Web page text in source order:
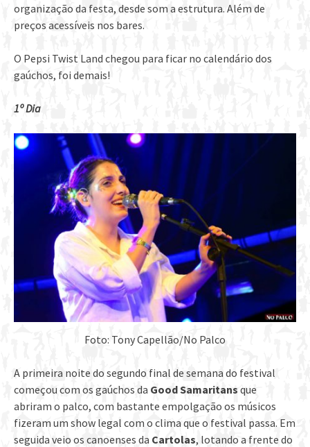
organização da festa, desde som a estrutura. Além de
preços acessíveis nos bares.
O Pepsi Twist Land chegou para ficar no calendário dos
gaúchos, foi demais!
1º Dia
Foto: Tony Capellão/No Palco
A primeira noite do segundo final de semana do festival
começou com os gaúchos da Good Samaritans que
abriram o palco, com bastante empolgação os músicos
fizeram um show legal com o clima que o festival passa. Em
seguida veio os canoenses da Cartolas, lotando a frente do